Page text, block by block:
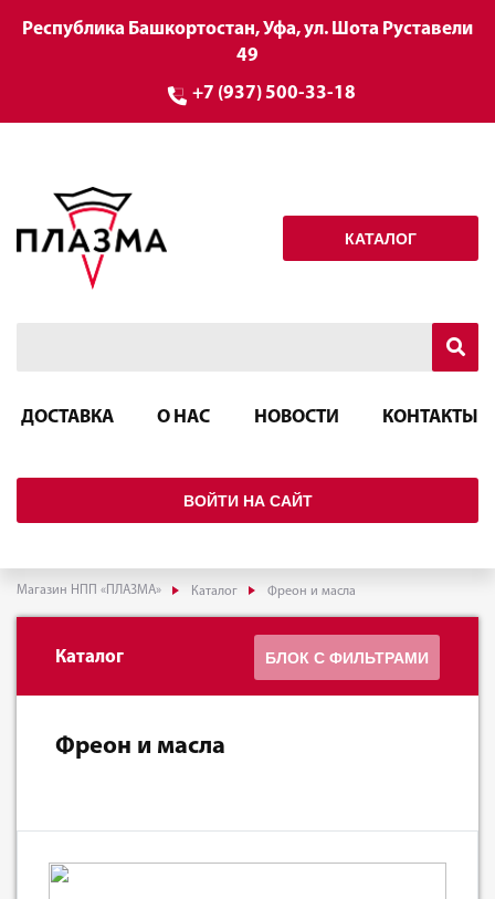
Республика Башкортостан, Уфа, ул. Шота Руставели
49
+7 (937) 500-33-18
КАТАЛОГ
ДОСТАВКА О НАС НОВОСТИ КОНТАКТЫ
ВОЙТИ НА САЙТ
Магазин НПП «ПЛАЗМА» Каталог Фреон и масла
Каталог БЛОК С ФИЛЬТРАМИ
Фреон и масла